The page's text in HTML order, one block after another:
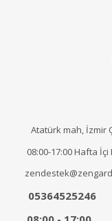
Atatürk mah, İzmir
08:00-17:00 Hafta
05364525246